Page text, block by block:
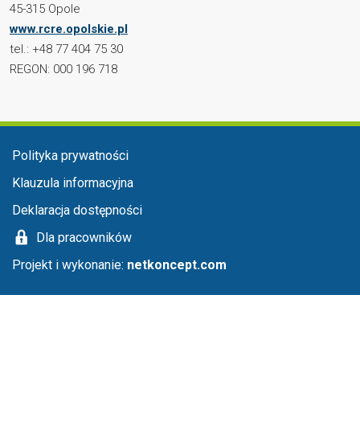
45-315 Opole
www.rcre.opolskie.pl
tel.: +48 77 404 75 30
REGON: 000 196 718
Menu stopka
Polityka prywatności
Klauzula informacyjna
Deklaracja dostępności
Dla pracowników
Projekt i wykonanie: netkoncept.com